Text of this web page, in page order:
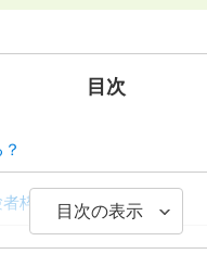
目次
枠を検討する
目次の表示